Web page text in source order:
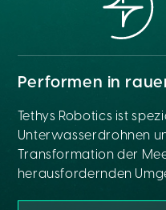
Performen in
Tethys Robotics ist
Unterwasserdrohnen
Transformation der
herausfordernden